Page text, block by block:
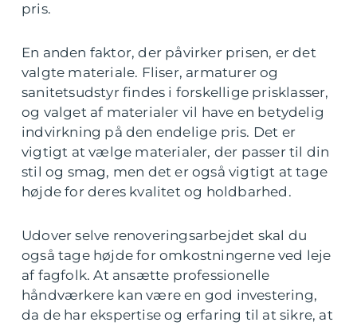
pris.
En anden faktor, der påvirker prisen, er det
valgte materiale. Fliser, armaturer og
sanitetsudstyr findes i forskellige prisklasser,
og valget af materialer vil have en betydelig
indvirkning på den endelige pris. Det er
vigtigt at vælge materialer, der passer til din
stil og smag, men det er også vigtigt at tage
højde for deres kvalitet og holdbarhed.
Udover selve renoveringsarbejdet skal du
også tage højde for omkostningerne ved leje
af fagfolk. At ansætte professionelle
håndværkere kan være en god investering,
da de har ekspertise og erfaring til at sikre, at